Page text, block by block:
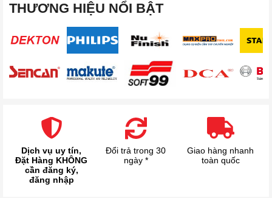
THƯƠNG HIỆU NỔI BẬT
Dịch vụ uy tín,
Đặt Hàng KHÔNG
cần đăng ký,
đăng nhập
Đổi trả trong 30
ngày *
Giao hàng nhanh
toàn quốc